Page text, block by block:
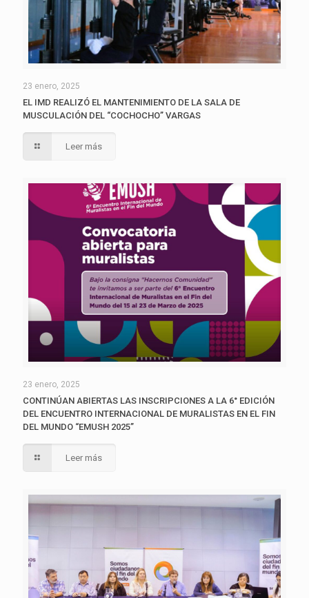
23 enero, 2025
EL IMD REALIZÓ EL MANTENIMIENTO DE LA SALA DE
MUSCULACIÓN DEL “COCHOCHO” VARGAS
Leer más
23 enero, 2025
CONTINÚAN ABIERTAS LAS INSCRIPCIONES A LA 6° EDICIÓN
DEL ENCUENTRO INTERNACIONAL DE MURALISTAS EN EL FIN
DEL MUNDO “EMUSH 2025”
Leer más